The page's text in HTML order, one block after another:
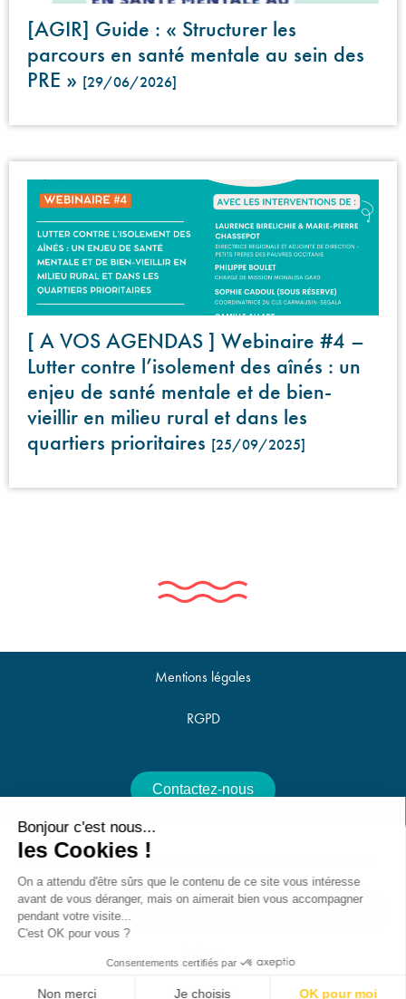
Nous utilisons des cookies pour optimiser notre site web et notre service.
RGPDRGPD
[AGIR] Guide : « Structurer les
parcours en santé mentale au sein des
PRE » [29/06/2026]
[ A VOS AGENDAS ] Webinaire #4 –
Lutter contre l’isolement des aînés : un
enjeu de santé mentale et de bien-
vieillir en milieu rural et dans les
quartiers prioritaires [25/09/2025]
Mentions légales
RGPD
Contactez-nous
25 Avenue de la Croix du Capitaine, 34070 Montpellier -
Bonjour c'est nous...
les Cookies !
On a attendu d'être sûrs que le contenu de ce site vous intéresse
avant de vous déranger, mais on aimerait bien vous accompagner
pendant votre visite...
C'est OK pour vous ?
Consentements certifiés par
Non merci Je choisis OK pour moi